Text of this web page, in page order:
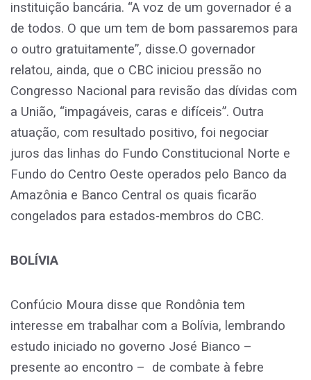
instituição bancária. “A voz de um governador é a
de todos. O que um tem de bom passaremos para
o outro gratuitamente”, disse.O governador
relatou, ainda, que o CBC iniciou pressão no
Congresso Nacional para revisão das dívidas com
a União, “impagáveis, caras e difíceis”. Outra
atuação, com resultado positivo, foi negociar
juros das linhas do Fundo Constitucional Norte e
Fundo do Centro Oeste operados pelo Banco da
Amazônia e Banco Central os quais ficarão
congelados para estados-membros do CBC.
BOLÍVIA
Confúcio Moura disse que Rondônia tem
interesse em trabalhar com a Bolívia, lembrando
estudo iniciado no governo José Bianco –
presente ao encontro – de combate à febre